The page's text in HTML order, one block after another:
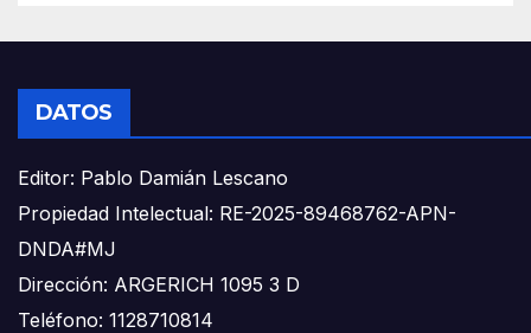
DATOS
Editor: Pablo Damián Lescano
Propiedad Intelectual: RE-2025-89468762-APN-
DNDA#MJ
Dirección: ARGERICH 1095 3 D
Teléfono: 1128710814